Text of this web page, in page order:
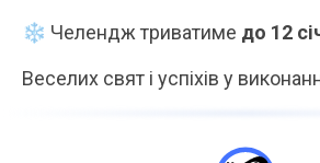
❄️ Челендж триватиме до 12
Веселих свят і успіхів у